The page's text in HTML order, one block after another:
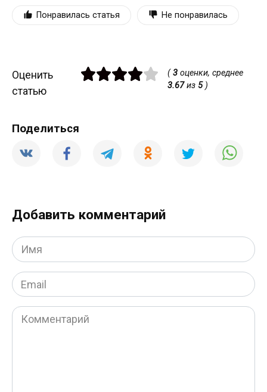
Понравилась статья Не понравилась
Оценить
статью
(3 оценки, среднее
3.67из5)
Поделиться
Добавить комментарий
Имя
*
Email
*
Комментарий